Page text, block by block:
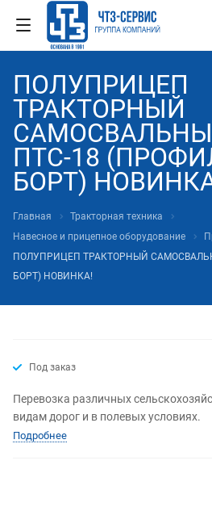
ПОЛУПРИЦЕП
ТРАКТОРНЫЙ
ПТС-18
БОРТ)
Главная
Тракторная техника
Навесное и прицепное оборудование
ПОЛУПРИЦЕП ТРАКТОРНЫЙ
БОРТ) НОВИНКА!
Под заказ
Перевозка различных
видам дорог и в полевых условиях.
Подробнее